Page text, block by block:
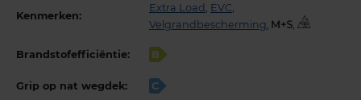
Kenmerken:
Extra Load EVC
Velgrandbescherming
,
Brandstofefficiëntie: B
Grip op nat wegdek: C